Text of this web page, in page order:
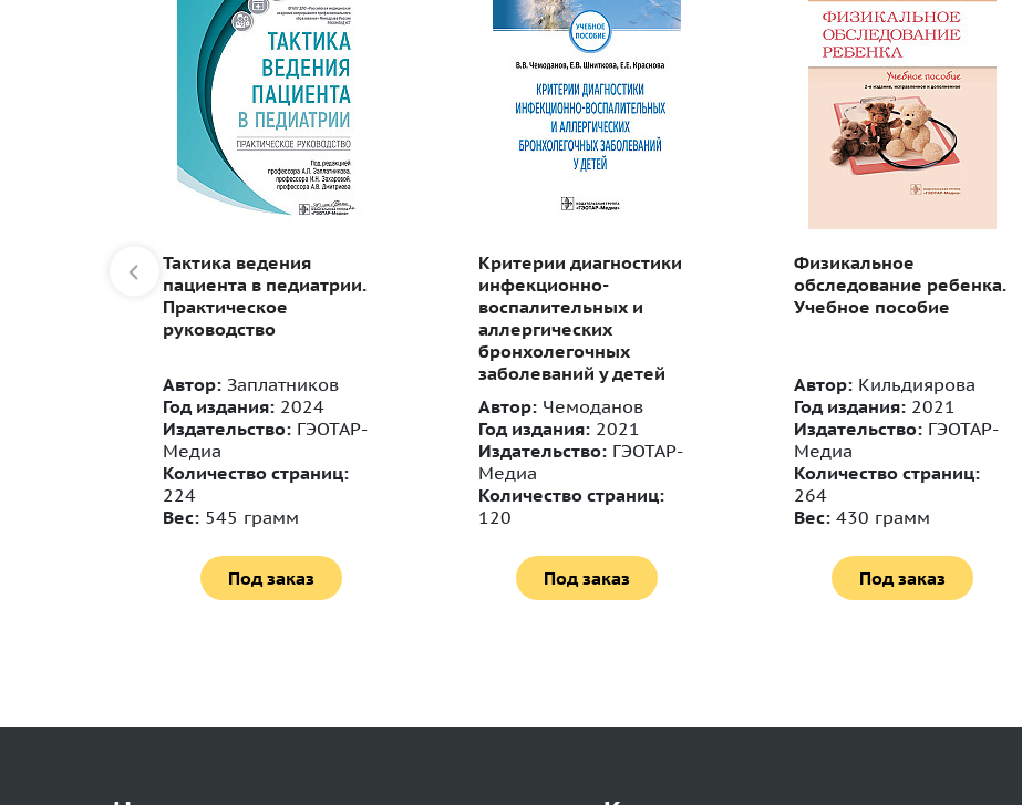
Тактика ведения
пациента в педиатрии.
Практическое
руководство
Автор: Заплатников
Год издания: 2024
Издательство: ГЭОТАР-
Медиа
Количество страниц:
224
Вес: 545 грамм
Под заказ
Критерии диагностики
инфекционно-
воспалительных и
аллергических
бронхолегочных
заболеваний у детей
Автор: Чемоданов
Год издания: 2021
Издательство: ГЭОТАР-
Медиа
Количество страниц:
120
Под заказ
Физикальное
обследование ребенка.
Учебное пособие
Автор: Кильдиярова
Год издания: 2021
Издательство: ГЭОТАР-
Медиа
Количество страниц:
264
Вес: 430 грамм
Под заказ